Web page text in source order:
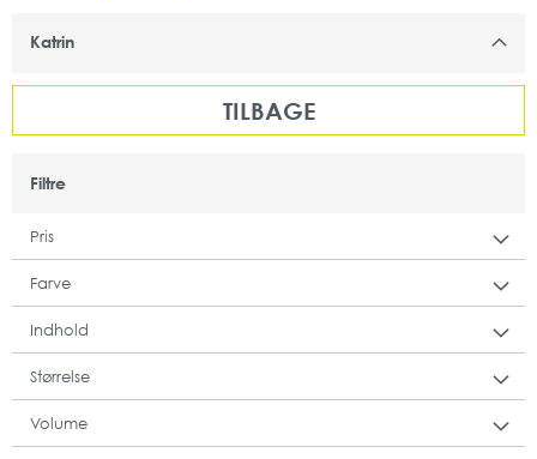
Katrin
TILBAGE
Filtre
Pris
Farve
Indhold
Størrelse
Volume